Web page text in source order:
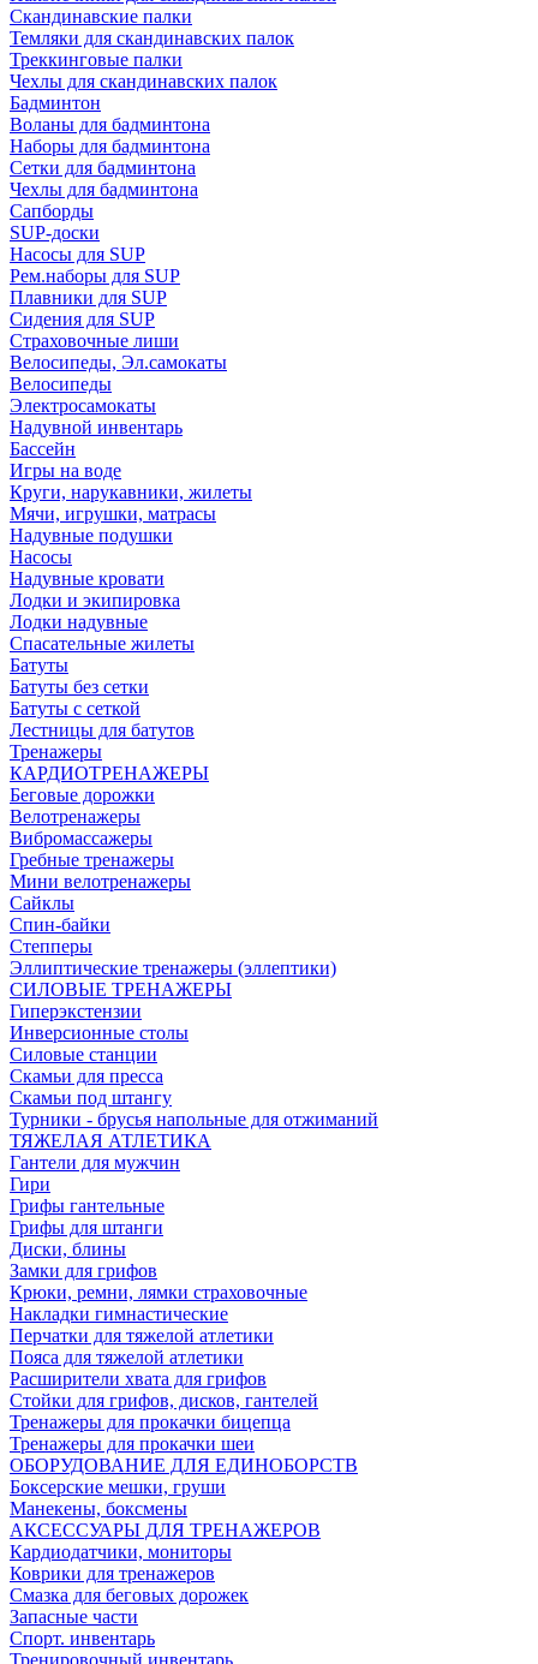
Скандинавские палки
Темляки для скандинавских палок
Треккинговые палки
Чехлы для скандинавских палок
Бадминтон
Воланы для бадминтона
Наборы для бадминтона
Сетки для бадминтона
Чехлы для бадминтона
Сапборды
SUP-доски
Насосы для SUP
Рем.наборы для SUP
Плавники для SUP
Сидения для SUP
Страховочные лиши
Велосипеды, Эл.самокаты
Велосипеды
Электросамокаты
Надувной инвентарь
Бассейн
Игры на воде
Круги, нарукавники, жилеты
Мячи, игрушки, матрасы
Надувные подушки
Насосы
Надувные кровати
Лодки и экипировка
Лодки надувные
Спасательные жилеты
Батуты
Батуты без сетки
Батуты с сеткой
Лестницы для батутов
Тренажеры
КАРДИОТРЕНАЖЕРЫ
Беговые дорожки
Велотренажеры
Вибромассажеры
Гребные тренажеры
Мини велотренажеры
Сайклы
Спин-байки
Степперы
Эллиптические тренажеры (эллептики)
СИЛОВЫЕ ТРЕНАЖЕРЫ
Гиперэкстензии
Инверсионные столы
Силовые станции
Скамьи для пресса
Скамьи под штангу
Турники - брусья напольные для отжиманий
ТЯЖЕЛАЯ АТЛЕТИКА
Гантели для мужчин
Гири
Грифы гантельные
Грифы для штанги
Диски, блины
Замки для грифов
Крюки, ремни, лямки страховочные
Накладки гимнастические
Перчатки для тяжелой атлетики
Пояса для тяжелой атлетики
Расширители хвата для грифов
Стойки для грифов, дисков, гантелей
Тренажеры для прокачки бицепца
Тренажеры для прокачки шеи
ОБОРУДОВАНИЕ ДЛЯ ЕДИНОБОРСТВ
Боксерские мешки, груши
Манекены, боксмены
АКСЕССУАРЫ ДЛЯ ТРЕНАЖЕРОВ
Кардиодатчики, мониторы
Коврики для тренажеров
Смазка для беговых дорожек
Запасные части
Спорт. инвентарь
Тренировочный инвентарь